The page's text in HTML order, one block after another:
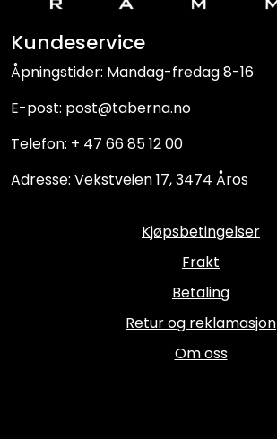
Kundeservice
Åpningstider: Mandag-fredag 8-16
E-post: post@taberna.no
Telefon: + 47 66 85 12 00
Adresse: Vekstveien 17, 3474 Åros
Kjøpsbetingelser
Frakt
Betaling
Retur og reklamasjon
Om oss